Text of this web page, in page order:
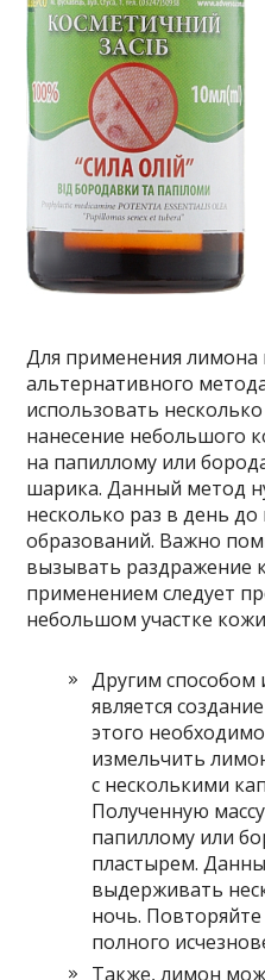
Для применения лимона
альтернативного
использовать
нанесение небольшого
на папиллому или
шарика. Данный метод
несколько раз в день
образований. Важно
вызывать раздражение
применением следует
небольшом участке
Другим способом
является
этого
измельчить
с несколькими
Полученную
папиллому или
пластырем.
выдерживать
ночь.
полного
Также, лимон